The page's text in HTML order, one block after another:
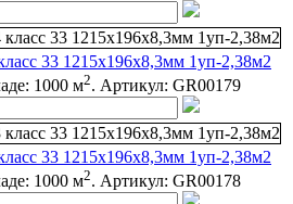
33 1215x196x8,3мм 1уп-2,38м2
1000 м2. Артикул: GR00179
33 1215x196x8,3мм 1уп-2,38м2
1000 м2. Артикул: GR00178